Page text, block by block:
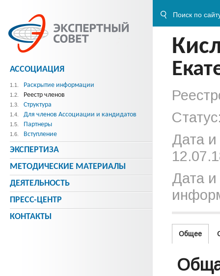
Дата
Дата и
Общее
АССОЦИАЦИЯ
1.1. Раскрытие информации
1.2. Реестр членов
1.3. Структура
1.4. Для членов Ассоциации и кандидатов
1.5. Партнеры
1.6. Вступление
ЭКСПЕРТИЗА
МЕТОДИЧЕСКИE МАТЕРИАЛЫ
ДЕЯТЕЛЬНОСТЬ
ПРЕСС-ЦЕНТР
КОНТАКТЫ